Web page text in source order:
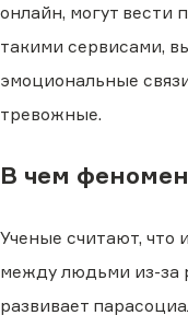
онлайн, могут вести
такими сервисами,
эмоциональные
тревожные.
В чем
Ученые считают, что
между людьми из-за
развивает